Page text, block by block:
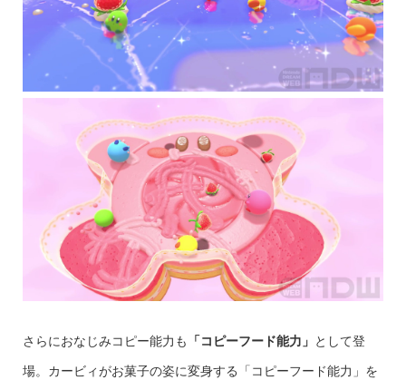
さらにおなじみコピー能力も 「コピーフード能力」 として登
場。カービィがお菓子の姿に変身する「コピーフード能力」を